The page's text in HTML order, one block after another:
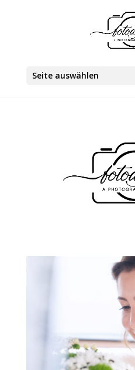
Seite auswählen